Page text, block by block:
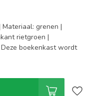
grenen |
rietgroen |
boekenkast wordt